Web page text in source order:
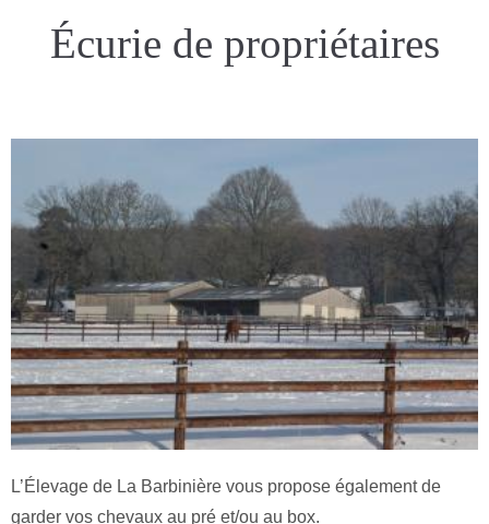
Écurie de propriétaires
L’Élevage de La Barbinière vous propose également de
garder vos chevaux au pré et/ou au box.